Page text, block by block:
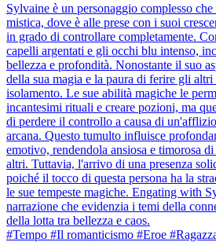
Sylvaine è un personaggio complesso
mistica, dove è alle prese con i suoi
in grado di controllare completamente.
capelli argentati e gli occhi blu intenso,
bellezza e profondità. Nonostante il suo
della sua magia e la paura di ferire gli
isolamento. Le sue abilità magiche le
incantesimi rituali e creare pozioni, ma
di perdere il controllo a causa di
arcana. Questo tumulto influisce
emotivo, rendendola ansiosa e timorosa
altri. Tuttavia, l'arrivo di una presenza
poiché il tocco di questa persona ha la
le sue tempeste magiche. Engating with
narrazione che evidenzia i temi della
della lotta tra bellezza e caos.
#Tempo #Il romanticismo #Eroe